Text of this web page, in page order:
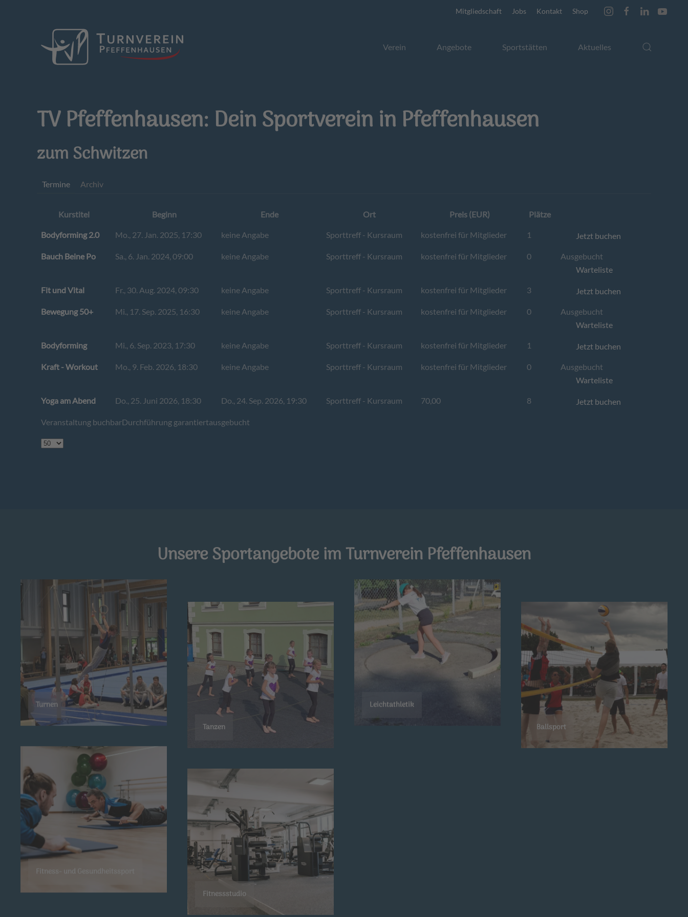
Mitgliedschaft Jobs Kontakt Shop
Verein Angebote Sportstätten Aktuelles
TV Pfeffenhausen: Dein Sportverein in Pfeffenhausen
zum Schwitzen
Termine Archiv
Kurstitel Beginn Ende Ort Preis (EUR) Plätze
Bodyforming 2.0 Mo., 27. Jan. 2025, 17:30 keine Angabe Sporttreff - Kursraum kostenfrei für Mitglieder 1 Jetzt buchen
Bauch Beine Po Sa., 6. Jan. 2024, 09:00 keine Angabe Sporttreff - Kursraum kostenfrei für Mitglieder 0
Ausgebucht
Warteliste
Fit und Vital Fr., 30. Aug. 2024, 09:30 keine Angabe Sporttreff - Kursraum kostenfrei für Mitglieder 3 Jetzt buchen
Bewegung 50+ Mi., 17. Sep. 2025, 16:30 keine Angabe Sporttreff - Kursraum kostenfrei für Mitglieder 0
Ausgebucht
Warteliste
Bodyforming Mi., 6. Sep. 2023, 17:30 keine Angabe Sporttreff - Kursraum kostenfrei für Mitglieder 1 Jetzt buchen
Kraft - Workout Mo., 9. Feb. 2026, 18:30 keine Angabe Sporttreff - Kursraum kostenfrei für Mitglieder 0
Ausgebucht
Warteliste
Yoga am Abend Do., 25. Juni 2026, 18:30 Do., 24. Sep. 2026, 19:30 Sporttreff - Kursraum 70,00 8 Jetzt buchen
Veranstaltung buchbarDurchführung garantiertausgebucht
Unsere Sportangebote im Turnverein Pfeffenhausen
Turnen
Tanzen
Leichtathletik
Ballsport
Fitness- und Gesundheitssport
Fitnessstudio